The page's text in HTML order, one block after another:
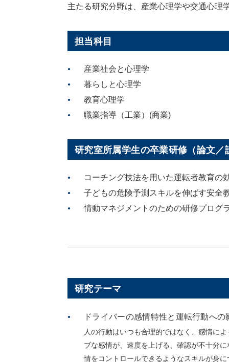
主たる研究分野は、産業心理学や交通心理
担当科目
産業社会と心理学
暮らしと心理学
教育心理学
職業指導（工業）(商業)
研究室所属学生の卒業研修（論文／
コーチング技法を用いた運転者教育の
子どもの危険予測スキルを伸ばす安全
情動マネジメントのための研修プログ
研究テーマ
ドライバーの感情特性と運転行動へ
人の行動はいつも合理的ではなく、感情に
ブな感情が、速度を上げる、確認が不十分
情をコントロールできるようなスキルが身